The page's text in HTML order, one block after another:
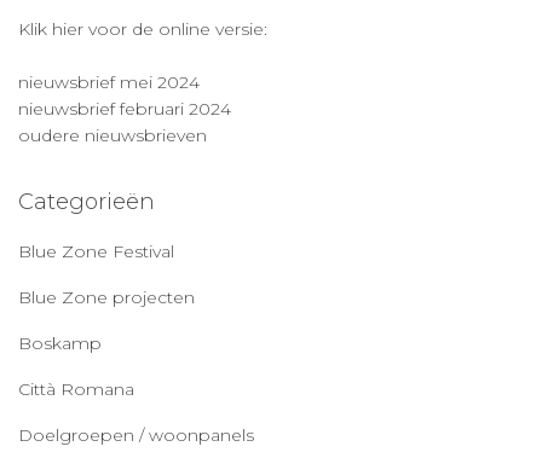
Klik hier voor de online versie:
nieuwsbrief mei 2024
nieuwsbrief februari 2024
oudere nieuwsbrieven
Categorieën
Blue Zone Festival
Blue Zone projecten
Boskamp
Città Romana
Doelgroepen / woonpanels